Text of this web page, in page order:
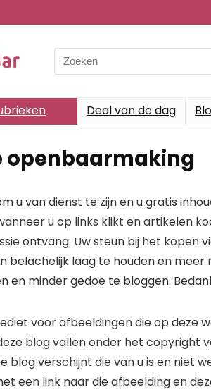
Search
for:
Deal van de dag
openbaarmaking
u van dienst te zijn en u gratis
u op links klikt en artikelen
ontvang. Uw steun bij het
belachelijk laag te houden en
en minder gedoe te bloggen.
voor afbeeldingen die op deze
blog vallen onder het copyright
blog verschijnt die van u is en niet
een link naar die afbeelding en